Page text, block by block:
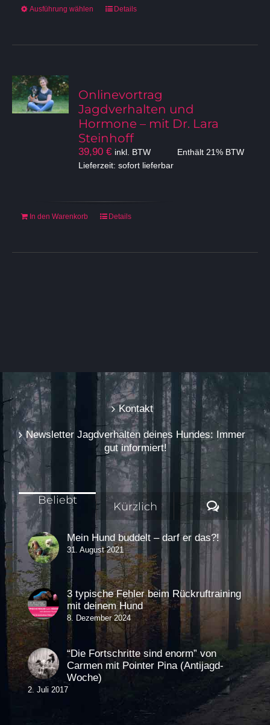
Ausführung wählen
Dieses
Optionen
können
auf
der
Produktseite
gewählt
Details
Onlinevortrag
Jagdverhalten und
Hormone – mit Dr. Lara
Steinhoff
39,90 € inkl. BTW Enthält 21% BTW
Lieferzeit: sofort lieferbar
In den Warenkorb Details
Kontakt
Newsletter Jagdverhalten deines Hundes: Immer
gut informiert!
Beliebt Kürzlich
Mein Hund buddelt – darf er das?!
31. August 2021
3 typische Fehler beim Rückruftraining
mit deinem Hund
8. Dezember 2024
“Die Fortschritte sind enorm” von
Carmen mit Pointer Pina (Antijagd-
Woche)
2. Juli 2017